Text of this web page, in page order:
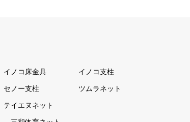
イノコ床金具 イノコ支柱
セノー支柱 ツムラネット
テイエヌネット